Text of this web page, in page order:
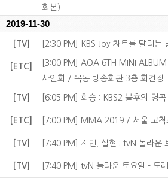
화본)
2019-11-30
[TV] [2:30 PM] KBS Joy 차트를 달리는
[ETC]
[3:00 PM] AOA 6TH MINI
사인회 / 목동 방송회관 3층 회견장
[TV] [6:05 PM] 회승 : KBS2 불후의 명곡
[ETC] [7:00 PM] MMA 2019 / 서울 고척
[TV] [7:40 PM] 지민, 설현 : tvN 놀라운
[TV] [7:40 PM] tvN 놀라운 토요일 - 도